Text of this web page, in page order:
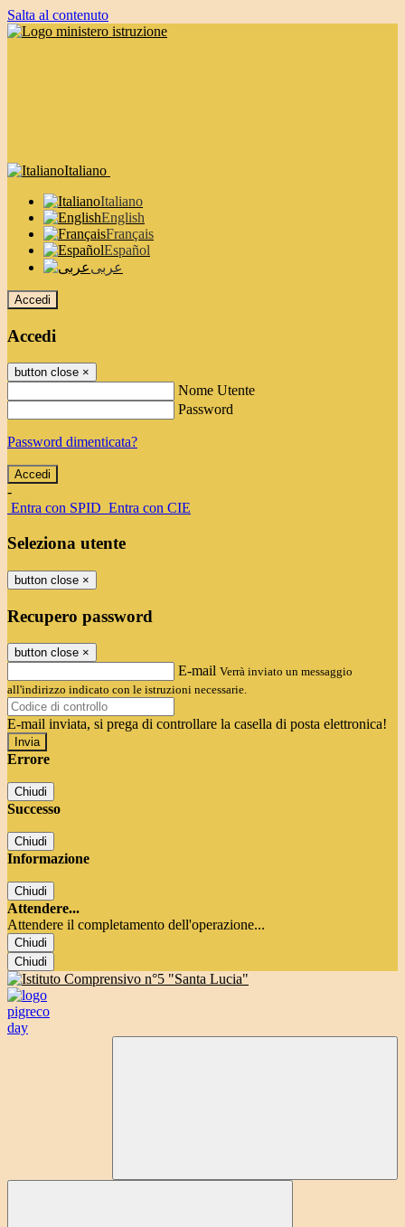
Salta al contenuto
Italiano
Italiano
English
Français
Español
عربى
Accedi
Accedi
button close ×
Nome Utente
Password
Password dimenticata?
-
Entra con SPID Entra con CIE
Seleziona utente
button close ×
Recupero password
button close ×
E-mail Verrà inviato un messaggio
all'indirizzo indicato con le istruzioni necessarie.
E-mail inviata, si prega di controllare la casella di posta elettronica!
Errore
Chiudi
Successo
Chiudi
Informazione
Chiudi
Attendere...
Attendere il completamento dell'operazione...
Chiudi
Chiudi